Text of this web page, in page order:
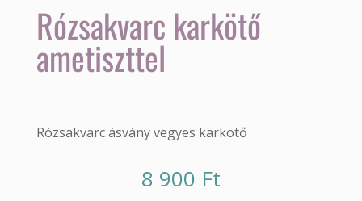
Rózsakvarc karkötő
ametiszttel
Rózsakvarc ásvány vegyes karkötő
8 900 Ft